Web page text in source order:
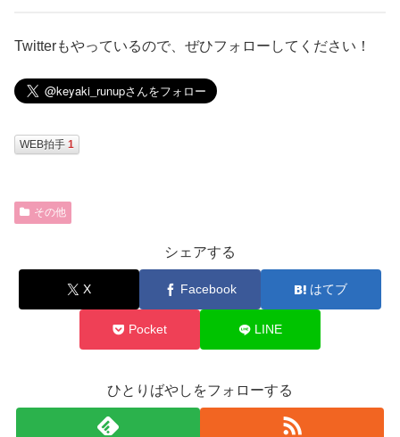
Twitterもやっているので、ぜひフォローしてください！
WEB拍手 1
その他
シェアする
X Facebook はてブ
Pocket LINE
ひとりばやしをフォローする